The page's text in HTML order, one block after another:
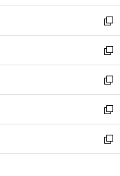
開
く
ウ
で
開
く
ン
ド
ウ
で
開
く
ウ
ィ
ン
ド
ウ
で
開
く
し
い
ウ
ィ
ン
ド
ウ
で
開
く
新
し
い
ウ
ィ
ン
ド
ウ
で
開
新
し
い
ウ
ィ
ン
ド
ウ
新
し
い
ウ
ィ
ン
新
し
い
ウ
新
し